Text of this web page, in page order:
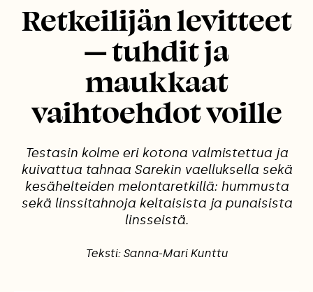
Retkeilijän levitteet
— tuhdit ja
maukkaat
vaihtoehdot voille
Testasin kolme eri kotona valmistettua ja
kuivattua tahnaa Sarekin vaelluksella sekä
kesähelteiden melontaretkillä: hummusta
sekä linssitahnoja keltaisista ja punaisista
linsseistä.
Teksti: Sanna-Mari Kunttu